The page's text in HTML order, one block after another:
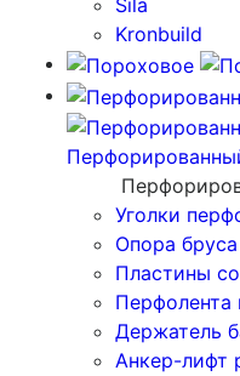
Sila
Kronbuild
Уголки
Опора
Пластины
Перфолента
Держатель
Анкер-лифт